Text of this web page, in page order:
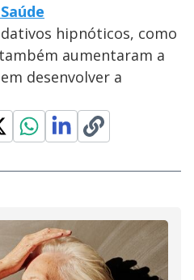
hipnóticos, como
aumentaram a
desenvolver a